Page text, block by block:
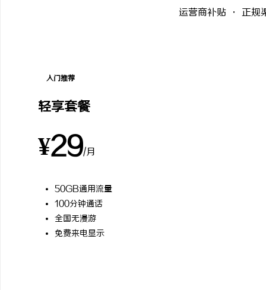
运营商补贴 · 正规
入门推荐
轻享套餐
¥29/月
50GB通用流量
100分钟通话
全国无漫游
免费来电显示